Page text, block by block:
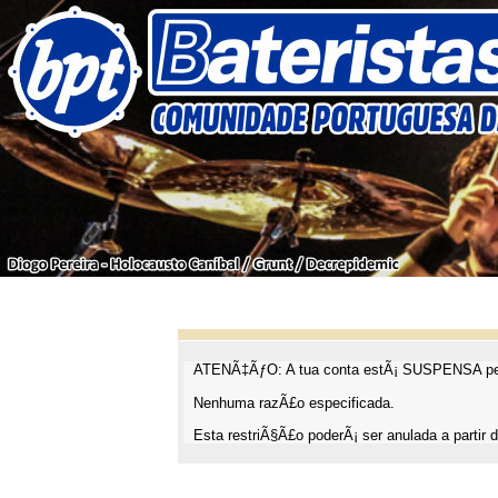
ATENÃ‡ÃƒO: A tua conta estÃ¡ SUSPENSA
Nenhuma razÃ£o especificada.
Esta restriÃ§Ã£o poderÃ¡ ser anulada a partir